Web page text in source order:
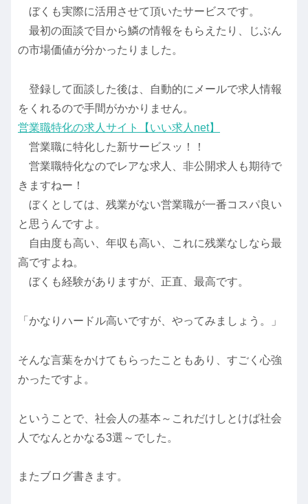
ぼくも実際に活用させて頂いたサービスです。
最初の面談で目から鱗の情報をもらえたり、じぶん
の市場価値が分かったりました。
登録して面談した後は、自動的にメールで求人情報
をくれるので手間がかかりません。
営業職特化の求人サイト【いい求人net】
営業職に特化した新サービスッ！！
営業職特化なのでレアな求人、非公開求人も期待で
きますねー！
ぼくとしては、残業がない営業職が一番コスパ良い
と思うんですよ。
自由度も高い、年収も高い、これに残業なしなら最
高ですよね。
ぼくも経験がありますが、正直、最高です。
「かなりハードル高いですが、やってみましょう。」
そんな言葉をかけてもらったこともあり、すごく心強
かったですよ。
ということで、社会人の基本～これだけしとけば社会
人でなんとかなる3選～でした。
またブログ書きます。